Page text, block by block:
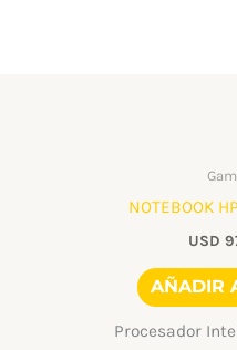
NOTEBOOK
USD
AÑADIR
Procesador